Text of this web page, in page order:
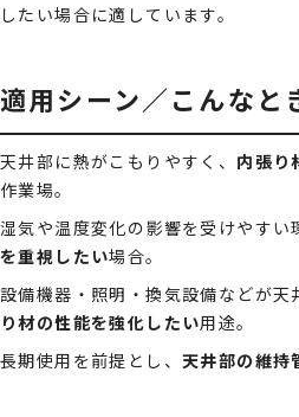
したい場合に適しています。
適用シーン／こんなと
天井部に熱がこもりやすく、 内張り
作業場。
湿気や温度変化の影響を受けやすい
を重視したい場合。
設備機器・照明・換気設備などが天
り材の性能を強化したい用途。
長期使用を前提とし、 天井部の維持